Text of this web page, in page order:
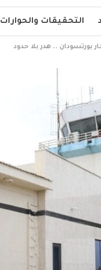
التحقيقات والحوارات
بورتسودان .. هدر بلا حدود